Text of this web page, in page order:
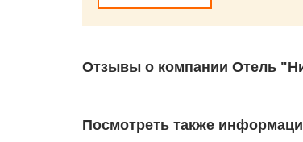
Отзывы о компании Отель
Посмотреть также